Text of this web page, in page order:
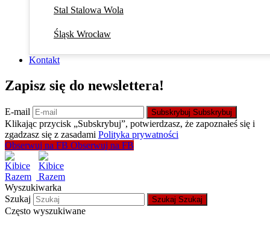
Stal Stalowa Wola
Śląsk Wrocław
Kontakt
Zapisz się do newslettera!
E-mail Subskrybuj Subskrybuj
Klikając przycisk „Subskrybuj”, potwierdzasz, że zapoznałeś się i
zgadzasz się z zasadami Polityka prywatności
Obserwuj na FB Obserwuj na FB
Wyszukiwarka
Szukaj
Szukaj Szukaj
Często wyszukiwane